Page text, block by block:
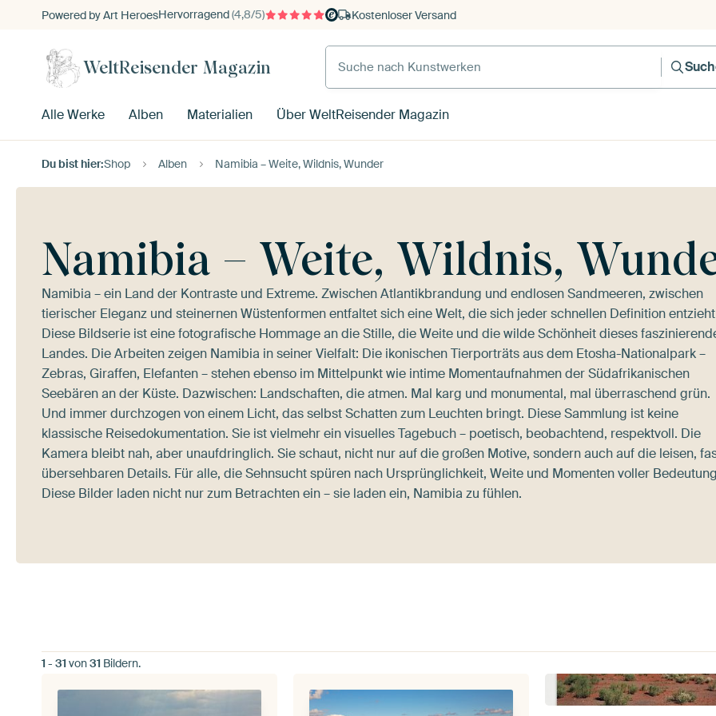
Powered by Art HeroesHervorragend(4,8/5) Kostenloser Versand
WeltReisender Magazin
Alle Werke Alben Materialien Über WeltReisender Magazin
Du bist hier:Shop Alben Namibia – Weite, Wildnis, Wunder
Namibia – Weite, Wildnis,
Namibia – ein Land der Kontraste und Extreme. Zwischen Atlantikbrandung und endlosen Sandmeeren, zwischen
tierischer Eleganz und steinernen Wüstenformen entfaltet sich eine Welt, die sich jeder schnellen Definition
Diese Bildserie ist eine fotografische Hommage an die Stille, die Weite und die wilde Schönheit dieses
Landes. Die Arbeiten zeigen Namibia in seiner Vielfalt: Die ikonischen Tierporträts aus dem Etosha-Nationalpark –
Zebras, Giraffen, Elefanten – stehen ebenso im Mittelpunkt wie intime Momentaufnahmen der Südafrikanischen
Seebären an der Küste. Dazwischen: Landschaften, die atmen. Mal karg und monumental, mal überraschend grün.
Und immer durchzogen von einem Licht, das selbst Schatten zum Leuchten bringt. Diese Sammlung ist keine
klassische Reisedokumentation. Sie ist vielmehr ein visuelles Tagebuch – poetisch, beobachtend, respektvoll. Die
Kamera bleibt nah, aber unaufdringlich. Sie schaut, nicht nur auf die großen Motive, sondern auch auf die leisen,
übersehbaren Details. Für alle, die Sehnsucht spüren nach Ursprünglichkeit, Weite und Momenten voller
Diese Bilder laden nicht nur zum Betrachten ein – sie laden ein, Namibia zu fühlen.
1 - 31 von31 Bildern.